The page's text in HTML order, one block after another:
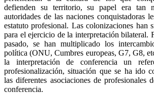
defienden su territorio, su papel era tan
autoridades de las naciones conquistadoras
estatuto profesional. Las colonizaciones han
para el ejercicio de la interpretación bilateral.
pasado, se han multiplicado los
política (ONU, Cumbres europeas, G7, G8,
la interpretación de conferencia un
profesionalización, situación que se ha ido
las diferentes asociaciones de profesionales
conferencia.